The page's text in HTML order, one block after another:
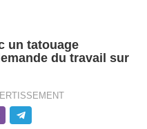
un tatouage
du travail sur